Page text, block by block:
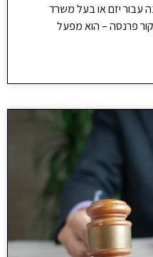
עבור יזם או בעל משרד
פרנסה – הוא מפעל